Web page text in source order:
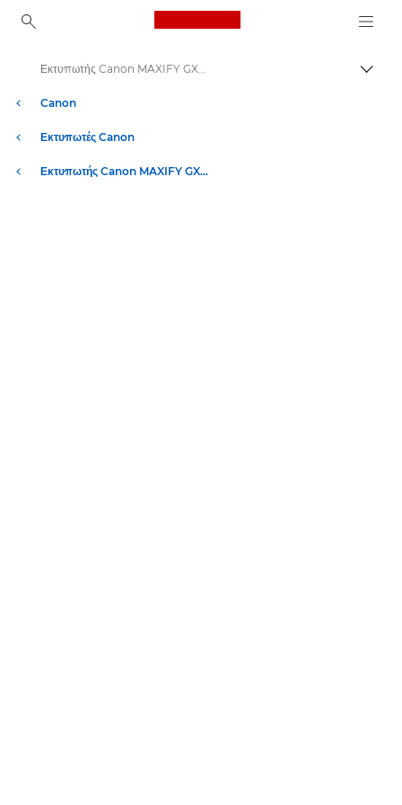
Canon Logo, back to
Canon
Εκτυπωτές Canon
Εκτυπωτής Canon MAXIFY GX2040
Εκτυπωτής Canon MAXIFY GX2040 – Προδιαγραφές